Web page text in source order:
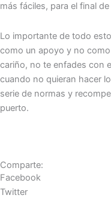
más fáciles, para el final
Lo importante de todo
como un apoyo y no
cariño, no te enfades con
cuando no quieran hacer
serie de normas y
puerto.
Comparte:
Facebook
Twitter